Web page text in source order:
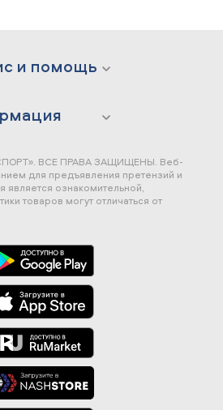
и помощь
ВСЕ ПРАВА ЗАЩИЩЕНЫ. Веб-
для предъявления претензий и
ознакомительной,
товаров могут отличаться от